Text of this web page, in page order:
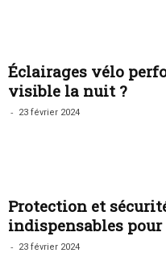
Éclairages vélo
visible la nuit ?
- 23 février 2024
Protection et
indispensables
- 23 février 2024